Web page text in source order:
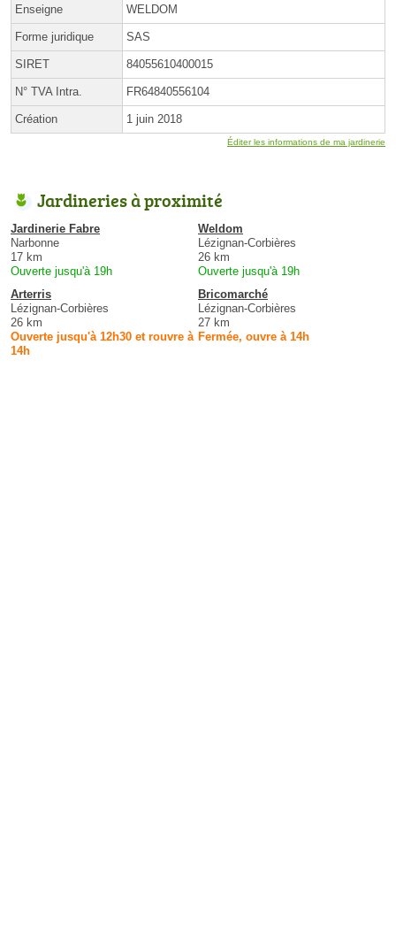
Enseigne WELDOM
Forme juridique SAS
SIRET 84055610400015
N° TVA Intra. FR64840556104
Création 1 juin 2018
Éditer les informations de ma jardinerie
Jardineries à proximité
Jardinerie Fabre
Narbonne
17 km
Ouverte jusqu'à 19h
Weldom
Lézignan-Corbières
26 km
Ouverte jusqu'à 19h
Arterris
Lézignan-Corbières
26 km
Ouverte jusqu'à 12h30 et rouvre à
14h
Bricomarché
Lézignan-Corbières
27 km
Fermée, ouvre à 14h